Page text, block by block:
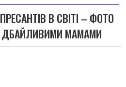
В СВІТІ – ФОТО
ДБАЙЛИВИМИ МАМАМИ